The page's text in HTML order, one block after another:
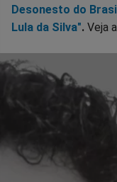
Desonesto do
Lula da Silva". Veja